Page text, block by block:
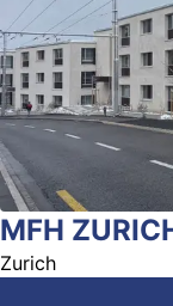
MFH
Zurich